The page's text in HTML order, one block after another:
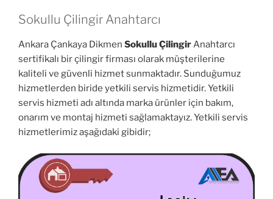
Sokullu Çilingir Anahtarcı
Ankara Çankaya Dikmen Sokullu ÇilingirAnahtarcı
sertifikalı bir çilingir firması olarak müşterilerine
kaliteli ve güvenli hizmet sunmaktadır. Sunduğumuz
hizmetlerden biride yetkili servis hizmetidir. Yetkili
servis hizmeti adı altında marka ürünler için bakım,
onarım ve montaj hizmeti sağlamaktayız. Yetkili servis
hizmetlerimiz aşağıdaki gibidir;